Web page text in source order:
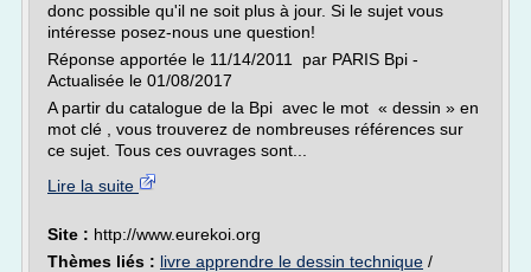
donc possible qu'il ne soit plus à jour. Si le sujet vous
intéresse posez-nous une question!
Réponse apportée le 11/14/2011 par PARIS Bpi -
Actualisée le 01/08/2017
A partir du catalogue de la Bpi avec le mot « dessin » en
mot clé , vous trouverez de nombreuses références sur
ce sujet. Tous ces ouvrages sont...
Lire la suite
Site : http://www.eurekoi.org
Thèmes liés : livre apprendre le dessin technique /